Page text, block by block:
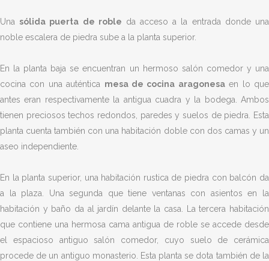
Unasólida puerta de roble da acceso a la entrada donde una
noble escalera de piedra sube a la planta superior.
En la planta baja se encuentran un hermoso salón comedor y una
cocina con una auténtica mesa de cocina aragonesaen lo que
antes eran respectivamente la antigua cuadra y la bodega. Ambos
tienen preciosos techos redondos, paredes y suelos de piedra. Esta
planta cuenta también con una habitación doble con dos camas y un
aseo independiente.
En la planta superior, una habitación rustica de piedra con balcón da
a la plaza. Una segunda que tiene ventanas con asientos en la
habitación y baño da al jardín delante la casa. La tercera habitación
que contiene una hermosa cama antigua de roble se accede desde
el espacioso antiguo salón comedor, cuyo suelo de cerámica
procede de un antiguo monasterio. Esta planta se dota también de la